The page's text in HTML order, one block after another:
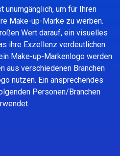
unumgänglich, um für Ihren
Make-up-Marke zu werben.
Wert darauf, ein visuelles
ihre Exzellenz verdeutlichen
Make-up-Markenlogo werden
aus verschiedenen Branchen
nutzen. Ein ansprechendes
Personen/Branchen